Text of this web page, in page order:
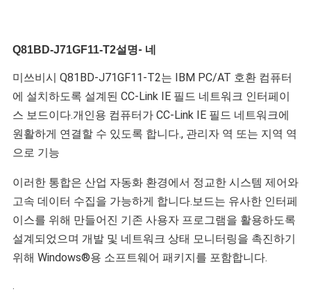
뉴
스
모
케
이
스
Q81BD-J71GF11-T2설명- 네
미쓰비시 Q81BD-J71GF11-T2는 IBM PC/AT 호환 컴퓨터
에 설치하도록 설계된 CC-Link IE 필드 네트워크 인터페이
스 보드이다.개인용 컴퓨터가 CC-Link IE 필드 네트워크에
원활하게 연결할 수 있도록 합니다., 관리자 역 또는 지역 역
으로 기능
이러한 통합은 산업 자동화 환경에서 정교한 시스템 제어와
고속 데이터 수집을 가능하게 합니다.보드는 유사한 인터페
이스를 위해 만들어진 기존 사용자 프로그램을 활용하도록
설계되었으며 개발 및 네트워크 상태 모니터링을 촉진하기
위해 Windows®용 소프트웨어 패키지를 포함합니다.
.